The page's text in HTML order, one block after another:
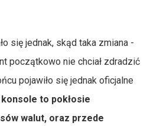
się jednak, skąd taka zmiana -
początkowo nie chciał zdradzić
pojawiło się jednak oficjalne
to pokłosie
walut, oraz przede